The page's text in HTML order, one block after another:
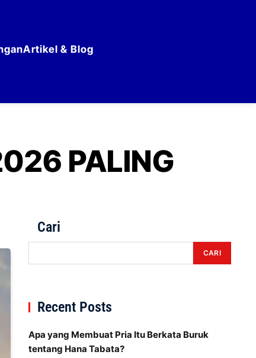
Artikel & Blog
PALING
Cari
CARI
Recent Posts
Apa yang Membuat Pria Itu Berkata Buruk
tentang Hana Tabata?